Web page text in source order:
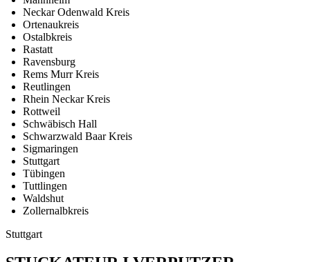
Neckar Odenwald Kreis
Ortenaukreis
Ostalbkreis
Rastatt
Ravensburg
Rems Murr Kreis
Reutlingen
Rhein Neckar Kreis
Rottweil
Schwäbisch Hall
Schwarzwald Baar Kreis
Sigmaringen
Stuttgart
Tübingen
Tuttlingen
Waldshut
Zollernalbkreis
Stuttgart